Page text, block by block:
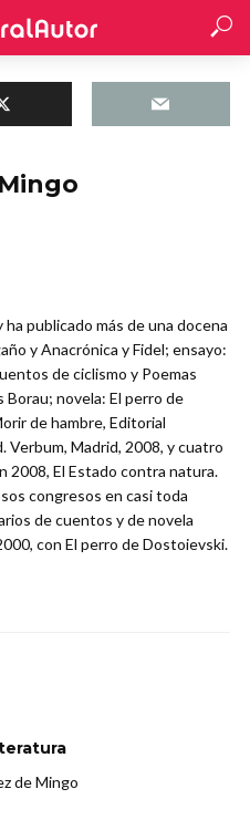
publicado más de una docena
y Anacrónica y Fidel; ensayo:
de ciclismo y Poemas
Borau; novela: El perro de
de hambre, Editorial
Verbum, Madrid, 2008, y cuatro
2008, El Estado contra natura.
congresos en casi toda
de cuentos y de novela
con El perro de Dostoievski.
de Mingo